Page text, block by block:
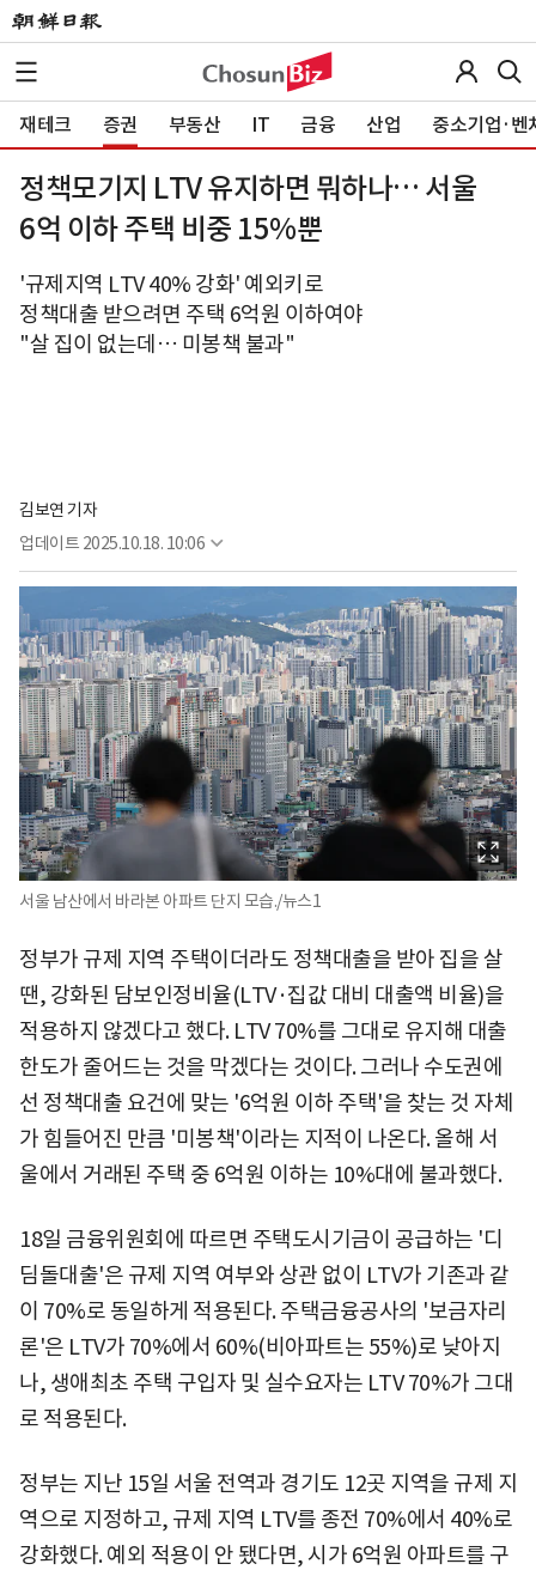
재테크 증권 부동산 IT 금융 산업 중소기업·벤
정책모기지 LTV 유지하면 뭐하나… 서울
6억 이하 주택 비중 15%뿐
'규제지역 LTV 40% 강화' 예외키로
정책대출 받으려면 주택 6억원 이하여야
"살 집이 없는데… 미봉책 불과"
김보연 기자
업데이트 2025.10.18. 10:06
서울 남산에서 바라본 아파트 단지 모습./뉴스1
정부가 규제 지역 주택이더라도 정책대출을 받아 집을 살
땐, 강화된 담보인정비율(LTV·집값 대비 대출액 비율)을
적용하지 않겠다고 했다. LTV 70%를 그대로 유지해 대출
한도가 줄어드는 것을 막겠다는 것이다. 그러나 수도권에
선 정책대출 요건에 맞는 '6억원 이하 주택'을 찾는 것 자체
가 힘들어진 만큼 '미봉책'이라는 지적이 나온다. 올해 서
울에서 거래된 주택 중 6억원 이하는 10%대에 불과했다.
18일 금융위원회에 따르면 주택도시기금이 공급하는 '디
딤돌대출'은 규제 지역 여부와 상관 없이 LTV가 기존과 같
이 70%로 동일하게 적용된다. 주택금융공사의 '보금자리
론'은 LTV가 70%에서 60%(비아파트는 55%)로 낮아지
나, 생애최초 주택 구입자 및 실수요자는 LTV 70%가 그대
로 적용된다.
정부는 지난 15일 서울 전역과 경기도 12곳 지역을 규제 지
역으로 지정하고, 규제 지역 LTV를 종전 70%에서 40%로
강화했다. 예외 적용이 안 됐다면, 시가 6억원 아파트를 구